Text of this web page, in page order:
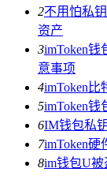
2不用怕私
资产
3imToken
意事项
4imToken
5imToken
6IM钱包私
7imToken
8im钱包U